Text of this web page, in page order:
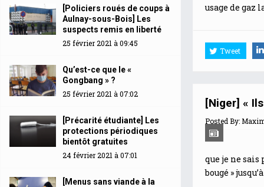
usage de gaz
Tweet
[Niger] «
Posted By:
que je ne sais
bougé »
[Policiers roués de coups à
Aulnay-sous-Bois] Les
suspects remis en liberté
25 février 2021 à 09:45
Qu’est-ce que le «
Gongbang » ?
25 février 2021 à 07:02
[Précarité étudiante] Les
protections périodiques
bientôt gratuites
24 février 2021 à 07:01
[Menus sans viande à la